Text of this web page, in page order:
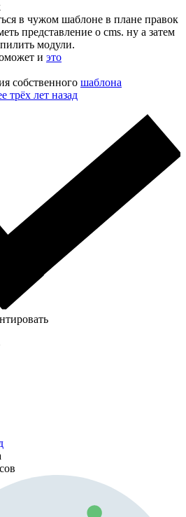
в чужом шаблоне в плане правок
представление о cms. ну а затем
модули.
и это
собственного шаблона
трёх лет назад